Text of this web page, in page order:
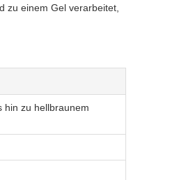
zu einem Gel verarbeitet,
hin zu hellbraunem